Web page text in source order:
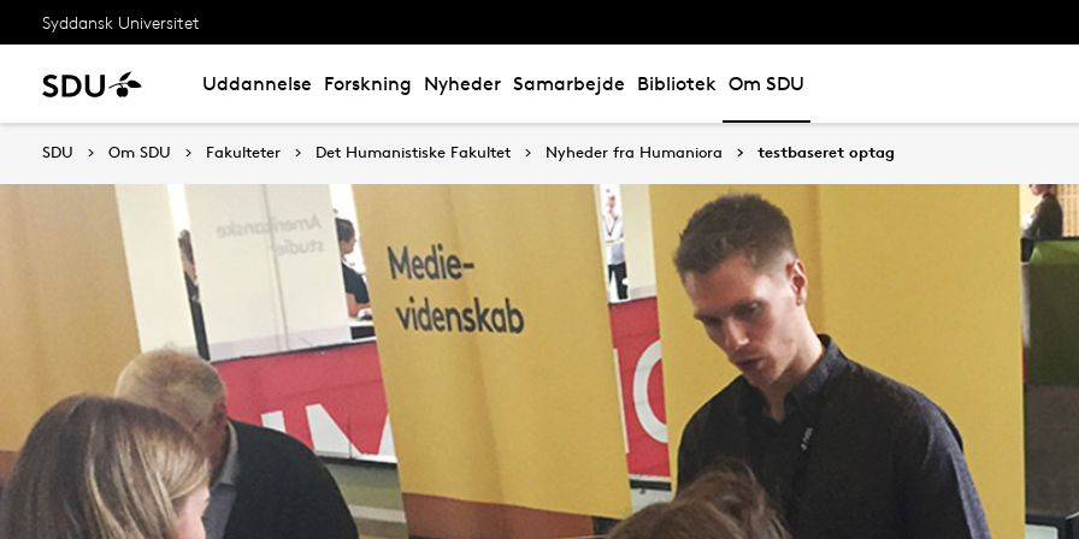
Syddansk Universitet
Uddannelse Forskning Nyheder Samarbejde Bibliotek Om SDU
SDU Om SDU Fakulteter Det Humanistiske Fakultet Nyheder fra Humaniora testbaseret optag